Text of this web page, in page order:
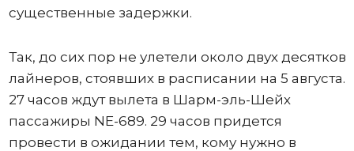
существенные задержки.
Так, до сих пор не улетели около двух десятков
лайнеров, стоявших в расписании на 5 августа.
27 часов ждут вылета в Шарм-эль-Шейх
пассажиры NE-689. 29 часов придется
провести в ожидании тем, кому нужно в